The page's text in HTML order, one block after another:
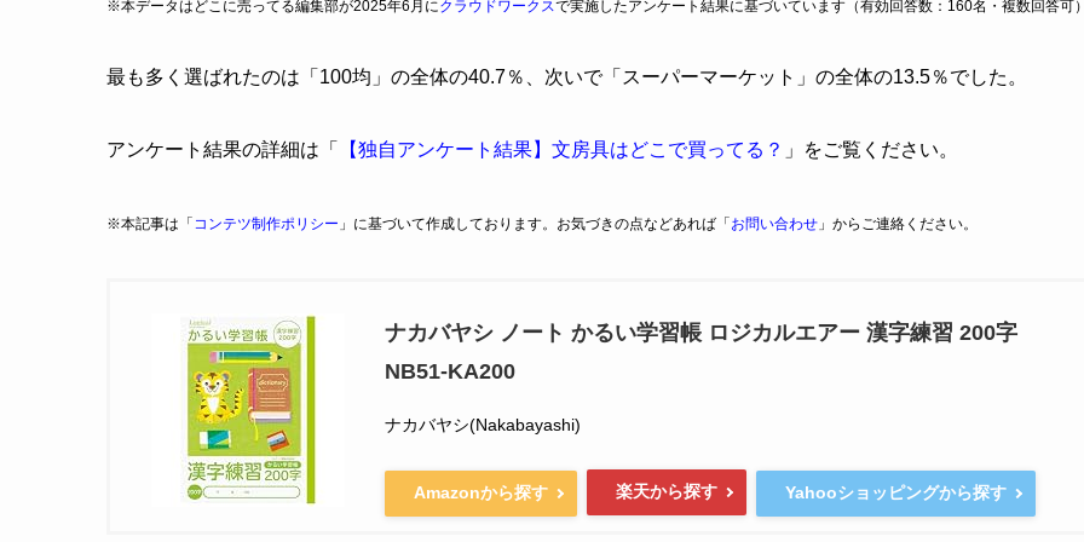
※本データはどこに売ってる編集部が2025年6月にクラウドワークスで実施したアンケート結果に基づいています（有効回答数：160名・複数回答可
最も多く選ばれたのは「100均」の全体の40.7％、次いで「スーパーマーケット」の全体の13.5％でした。
アンケート結果の詳細は「 【独自アンケート結果】文房具はどこで買ってる？ 」をご覧ください。
※本記事は「 コンテツ制作ポリシー 」に基づいて作成しております。お気づきの点などあれば「 お問い合わせ 」からご連絡ください。
ナカバヤシ ノート かるい学習帳 ロジカルエアー 漢字練習 200字
NB51-KA200
ナカバヤシ(Nakabayashi)
Amazonから探す 楽天から探す Yahooショッピングから探す